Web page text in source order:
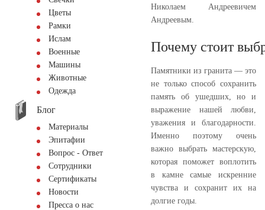
Цветы
Рамки
Ислам
Военные
Машины
Животные
Одежда
Блог
Материалы
Эпитафии
Вопрос - Ответ
Сотрудники
Сертификаты
Новости
Пресса о нас
Николаем Андреевичем
Андреевым.
Почему стоит
Памятники из гранита — это
не только способ сохранить
память об ушедших, но и
выражение нашей любви,
уважения и благодарности.
Именно поэтому очень
важно выбрать мастерскую,
которая поможет воплотить
в камне самые искренние
чувства и сохранит их на
долгие годы.